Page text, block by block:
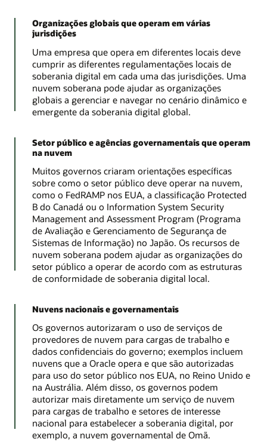
Organizações globais que operam em várias
jurisdições
Uma empresa que opera em diferentes locais deve
cumprir as diferentes regulamentações locais de
soberania digital em cada uma das jurisdições. Uma
nuvem soberana pode ajudar as organizações
globais a gerenciar e navegar no cenário dinâmico e
emergente da soberania digital global.
Setor público e agências governamentais que operam
na nuvem
Muitos governos criaram orientações específicas
sobre como o setor público deve operar na nuvem,
como o FedRAMP nos EUA, a classificação Protected
B do Canadá ou o Information System Security
Management and Assessment Program (Programa
de Avaliação e Gerenciamento de Segurança de
Sistemas de Informação) no Japão. Os recursos de
nuvem soberana podem ajudar as organizações do
setor público a operar de acordo com as estruturas
de conformidade de soberania digital local.
Nuvens nacionais e governamentais
Os governos autorizaram o uso de serviços de
provedores de nuvem para cargas de trabalho e
dados confidenciais do governo; exemplos incluem
nuvens que a Oracle opera e que são autorizadas
para uso do setor público nos EUA, no Reino Unido e
na Austrália. Além disso, os governos podem
autorizar mais diretamente um serviço de nuvem
para cargas de trabalho e setores de interesse
nacional para estabelecer a soberania digital, por
exemplo, a nuvem governamental de Omã.